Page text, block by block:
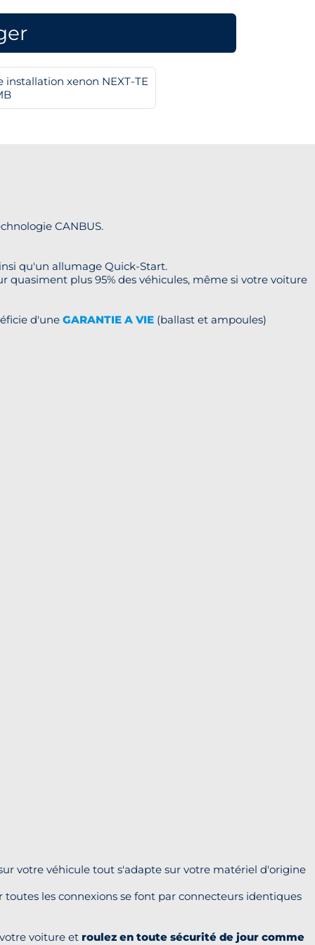
installation xenon NEXT-TE
CANBUS.
qu'un allumage Quick-Start.
quasiment plus 95% des véhicules, même si votre voiture
d'une GARANTIE A VIE (ballast et ampoules)
votre véhicule tout s'adapte sur votre matériel d'origine
les connexions se font par connecteurs identiques
voiture et roulez en toute sécurité de jour comme